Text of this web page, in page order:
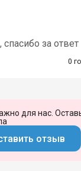
спасибо за ответ
0
для нас.
отзыв